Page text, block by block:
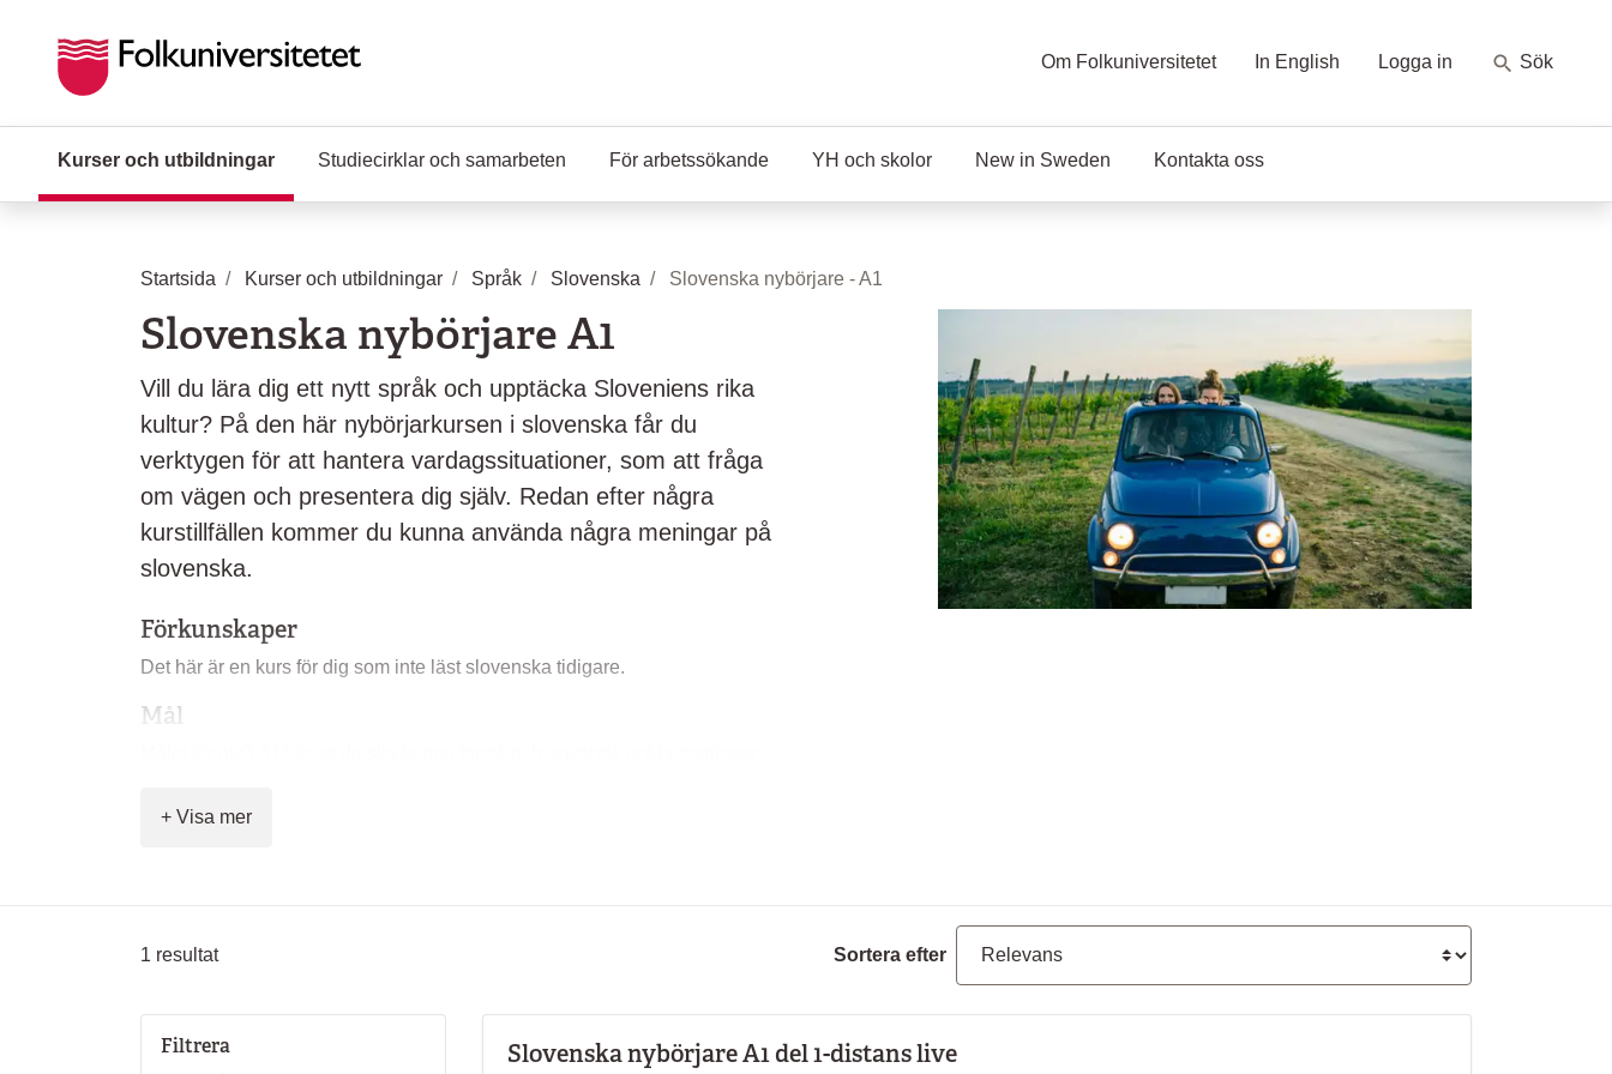
Om Folkuniversitetet In English Logga in Sök
Kurser och utbildningar (Aktuell sida)
Studiecirklar och samarbeten För arbetssökande YH och skolor New in Sweden Kontakta oss
Startsida Kurser och utbildningar Språk Slovenska Slovenska nybörjare - A1
Slovenska nybörjare A1
Vill du lära dig ett nytt språk och upptäcka Sloveniens rika
kultur? På den här nybörjarkursen i slovenska får du
verktygen för att hantera vardagssituationer, som att fråga
om vägen och presentera dig själv. Redan efter några
kurstillfällen kommer du kunna använda några meningar på
slovenska.
Förkunskaper
Det här är en kurs för dig som inte läst slovenska tidigare.
Mål
Innehåll
berätta om dig själv
+ Visa mer
Sortera efter
1 resultat
Filtrera
Slovenska nybörjare A1 del 1-distans live